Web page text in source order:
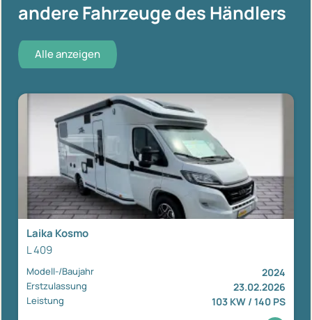
andere Fahrzeuge des Händlers
Alle anzeigen
Laika Kosmo
L 409
Modell-/Baujahr 2024
Erstzulassung 23.02.2026
Leistung 103 KW / 140 PS